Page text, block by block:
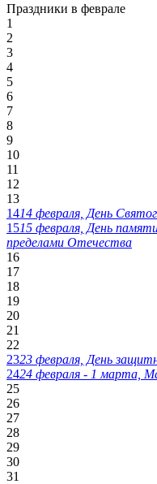
Праздники в феврале
1
2
3
4
5
6
7
8
9
10
11
12
13
1414 февраля, День
1515 февраля, День
пределами Отечества
16
17
18
19
20
21
22
2323 февраля, День
2424 февраля - 1 марта,
25
26
27
28
29
30
31